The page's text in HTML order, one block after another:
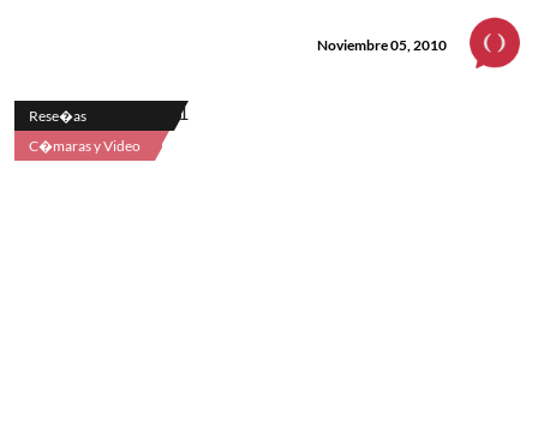
Noviembre 05, 2010
Rese�as
C�maras y Video